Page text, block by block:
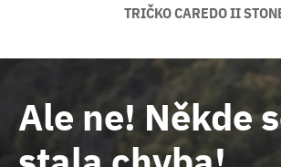
TRIČKO CAREDO II
Ale ne! Někde